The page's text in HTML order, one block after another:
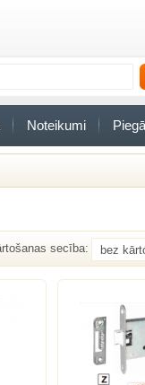
Noteikumi
secība: